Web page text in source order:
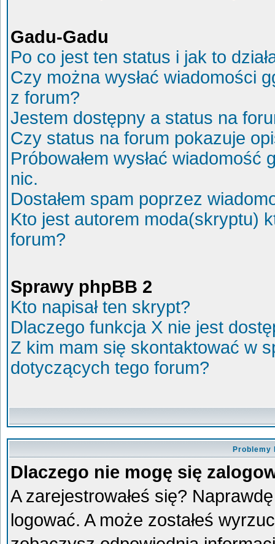
Gadu-Gadu
Po co jest ten status i jak to
Czy można wysłać wiadomości
z forum?
Jestem dostępny a status na
Czy status na forum pokazuje
Próbowałem wysłać
nic.
Dostałem spam poprzez
Kto jest autorem moda(skryptu)
forum?
Sprawy phpBB 2
Kto napisał ten skrypt?
Dlaczego funkcja X nie jest
Z kim mam się skontaktować w
dotyczących tego forum?
Problemy
Dlaczego nie mogę się
A zarejestrowałeś się?
logować. A może zostałeś